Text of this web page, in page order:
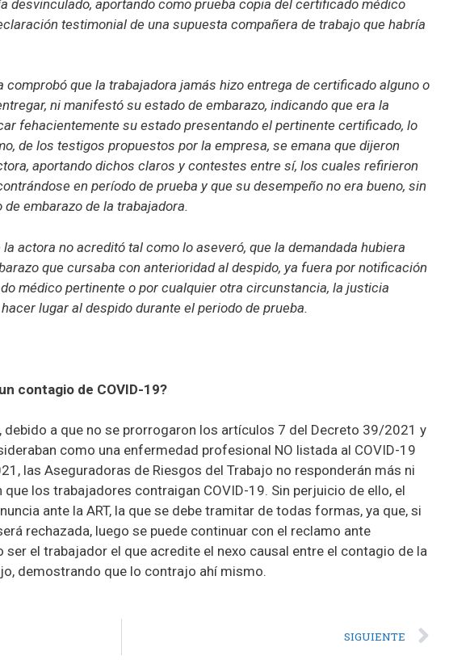
desvinculado, aportando como prueba copia del certificado médico
testimonial de una supuesta compañera de trabajo que habría
comprobó que la trabajadora jamás hizo entrega de certificado alguno o
ni manifestó su estado de embarazo, indicando que era la
fehacientemente su estado presentando el pertinente certificado, lo
de los testigos propuestos por la empresa, se emana que dijeron
aportando dichos claros y contestes entre sí, los cuales refirieron
en período de prueba y que su desempeño no era bueno, sin
embarazo de la trabajadora.
actora no acreditó tal como lo aseveró, que la demandada hubiera
que cursaba con anterioridad al despido, ya fuera por notificación
médico pertinente o por cualquier otra circunstancia, la justicia
lugar al despido durante el periodo de prueba.
contagio de COVID-19?
a que no se prorrogaron los artículos 7 del Decreto 39/2021 y
como una enfermedad profesional NO listada al COVID-19
las Aseguradoras de Riesgos del Trabajo no responderán más ni
los trabajadores contraigan COVID-19. Sin perjuicio de ello, el
ante la ART, la que se debe tramitar de todas formas, ya que, si
rechazada, luego se puede continuar con el reclamo ante
ser el trabajador el que acredite el nexo causal entre el contagio de la
demostrando que lo contrajo ahí mismo.
SIGUIENTE